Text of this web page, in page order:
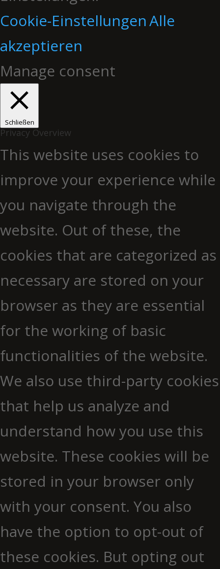
Cookie-EinstellungenAlle
akzeptieren
Manage consent
Schließen
Privacy Overview
This website uses cookies to
improve your experience while
you navigate through the
website. Out of these, the
cookies that are categorized as
necessary are stored on your
browser as they are essential
for the working of basic
functionalities of the website.
We also use third-party cookies
that help us analyze and
understand how you use this
website. These cookies will be
stored in your browser only
with your consent. You also
have the option to opt-out of
these cookies. But opting out